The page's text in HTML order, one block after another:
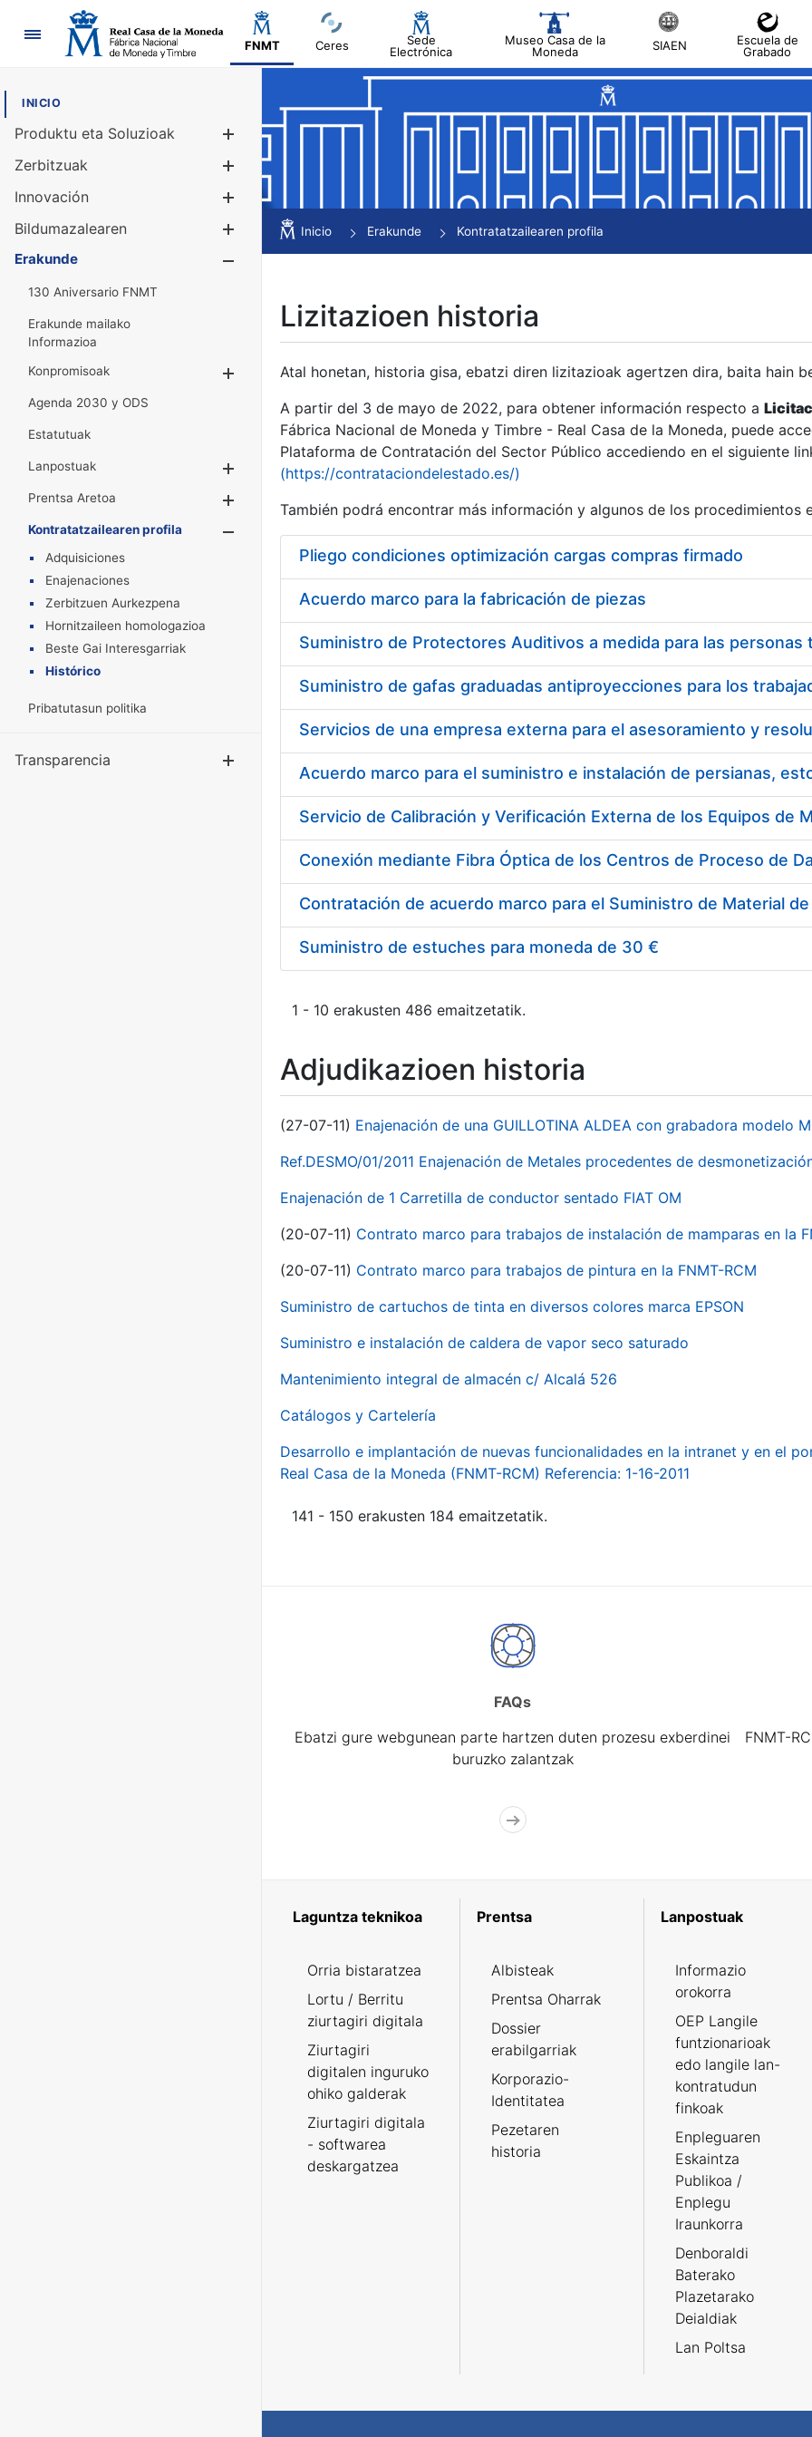
Nabigazioa
FNMT Ceres
Sede
Electrónica
Museo Casa de la
Moneda
SIAEN
Escuela de
Grabado
INICIO
Produktu eta Soluzioak
Erakutsi/Ezkutatu
Zerbitzuak
Innovación
Bildumazalearen
Erakutsi/Ezkutatu
Erakunde
130 Aniversario FNMT
Erakunde mailako
Informazioa
Konpromisoak
Erakutsi/Ezkutatu
Agenda 2030 y ODS
Estatutuak
Lanpostuak
Erakutsi/Ezkutatu
Prentsa Aretoa
Erakutsi/Ezkutatu
Kontratatzailearen profila
Erakutsi/Ezkutatu
Adquisiciones
Enajenaciones
Zerbitzuen Aurkezpena
Hornitzaileen homologazioa
Beste Gai Interesgarriak
Histórico
Pribatutasun politika
Transparencia Erakutsi/Ezkutatu
Inicio Erakunde Kontratatzailearen profila
Lizitazioen historia
Atal honetan, historia gisa, ebatzi diren lizitazioak agertzen dira, baita hain
A partir del 3 de mayo de 2022, para obtener información respecto a
Fábrica Nacional de Moneda y Timbre - Real Casa de la Moneda, puede
Plataforma de Contratación del Sector Público accediendo en el siguiente
(https://contrataciondelestado.es/)
También podrá encontrar más información y algunos de los procedimientos
Pliego condiciones optimización cargas compras firmado
Acuerdo marco para la fabricación de piezas
Acuerdo marco para el suministro e instalación de persianas,
Suministro de estuches para moneda de 30 €
1 - 10 erakusten 486 emaitzetatik.
Adjudikazioen historia
(27-07-11) Enajenación de una GUILLOTINA ALDEA con grabadora modelo
Ref.DESMO/01/2011 Enajenación de Metales procedentes de
Enajenación de 1 Carretilla de conductor sentado FIAT OM
(20-07-11) Contrato marco para trabajos de instalación de mamparas en la
(20-07-11) Contrato marco para trabajos de pintura en la FNMT-RCM
Suministro de cartuchos de tinta en diversos colores marca EPSON
Suministro e instalación de caldera de vapor seco saturado
Mantenimiento integral de almacén c/ Alcalá 526
Catálogos y Cartelería
Desarrollo e implantación de nuevas funcionalidades en la intranet y en el
Real Casa de la Moneda (FNMT-RCM) Referencia: 1-16-2011
141 - 150 erakusten 184 emaitzetatik.
FAQs
Ebatzi gure webgunean parte hartzen duten prozesu exberdinei
buruzko zalantzak
FNMT-
Laguntza teknikoa
Orria bistaratzea
Lortu / Berritu
ziurtagiri digitala
Ziurtagiri
digitalen inguruko
ohiko galderak
Ziurtagiri digitala
- softwarea
deskargatzea
Prentsa
Albisteak
Prentsa Oharrak
Dossier
erabilgarriak
Korporazio-
Identitatea
Pezetaren
historia
Lanpostuak
Informazio
orokorra
OEP Langile
funtzionarioak
edo langile lan-
kontratudun
finkoak
Enpleguaren
Eskaintza
Publikoa /
Enplegu
Iraunkorra
Denboraldi
Baterako
Plazetarako
Deialdiak
Lan Poltsa